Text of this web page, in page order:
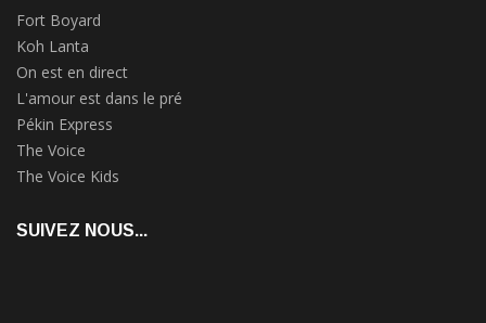
Fort Boyard
Koh Lanta
On est en direct
L'amour est dans le pré
Pékin Express
The Voice
The Voice Kids
SUIVEZ NOUS...